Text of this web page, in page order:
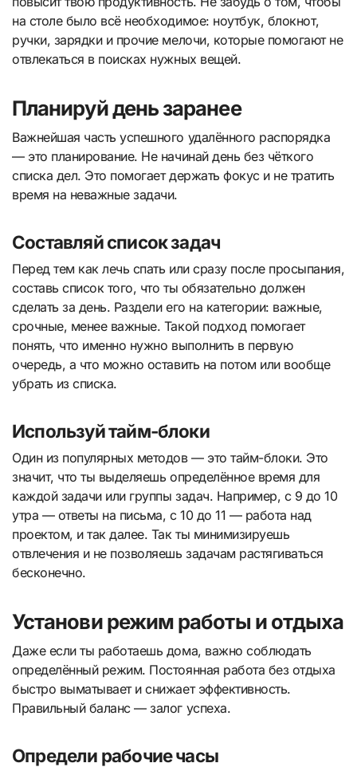
на столе было всё необходимое: ноутбук, блокнот,
ручки, зарядки и прочие мелочи, которые помогают не
отвлекаться в поисках нужных вещей.
Планируй день заранее
Важнейшая часть успешного удалённого распорядка
— это планирование. Не начинай день без чёткого
списка дел. Это помогает держать фокус и не тратить
время на неважные задачи.
Составляй список задач
Перед тем как лечь спать или сразу после просыпания,
составь список того, что ты обязательно должен
сделать за день. Раздели его на категории: важные,
срочные, менее важные. Такой подход помогает
понять, что именно нужно выполнить в первую
очередь, а что можно оставить на потом или вообще
убрать из списка.
Используй тайм-блоки
Один из популярных методов — это тайм-блоки. Это
значит, что ты выделяешь определённое время для
каждой задачи или группы задач. Например, с 9 до 10
утра — ответы на письма, с 10 до 11 — работа над
проектом, и так далее. Так ты минимизируешь
отвлечения и не позволяешь задачам растягиваться
бесконечно.
Установи режим работы и отдыха
Даже если ты работаешь дома, важно соблюдать
определённый режим. Постоянная работа без отдыха
быстро выматывает и снижает эффективность.
Правильный баланс — залог успеха.
Определи рабочие часы